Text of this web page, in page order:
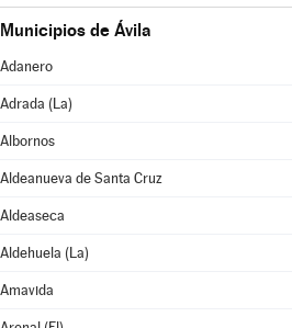
Municipios de Ávila
Adanero
Adrada (La)
Albornos
Aldeanueva de Santa Cruz
Aldeaseca
Aldehuela (La)
Amavida